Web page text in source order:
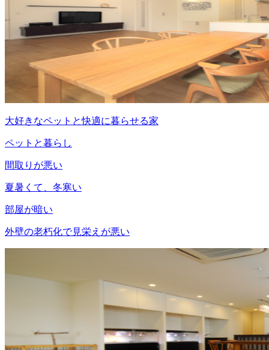
大好きなペットと快適に暮らせる家
ペットと暮らし
間取りが悪い
夏暑くて、冬寒い
部屋が暗い
外壁の老朽化で見栄えが悪い